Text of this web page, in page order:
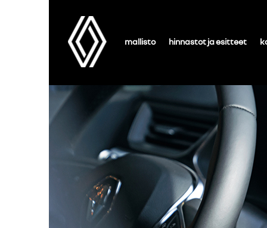
mallisto hinnastot ja esitteet